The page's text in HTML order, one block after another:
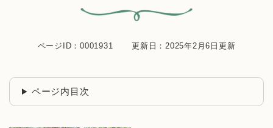
ページID：0001931 更新日：2025年2月6日更新
ページ内目次